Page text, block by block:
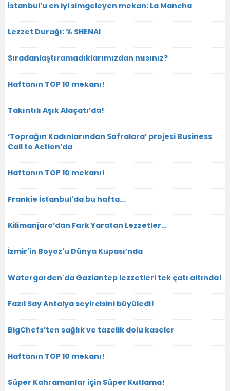
İstanbul’u en iyi simgeleyen mekan: La Mancha
Lezzet Durağı: % SHENAI
Sıradanlaştıramadıklarımızdan mısınız?
Haftanın TOP 10 mekanı!
Takıntılı Aşık Alaçatı’da!
‘Toprağın Kadınlarından Sofralara’ projesi Business
Call to Action’da
Haftanın TOP 10 mekanı!
Frankie İstanbul'da bu hafta...
Kilimanjaro’dan Fark Yaratan Lezzetler…
İzmir'in Boyoz'u Dünya Kupası’nda
Watergarden'da Gaziantep lezzetleri tek çatı altında!
Fazıl Say Antalya seyircisini büyüledi!
BigChefs’ten sağlık ve tazelik dolu kaseler
Haftanın TOP 10 mekanı!
Süper Kahramanlar için Süper Kutlama!